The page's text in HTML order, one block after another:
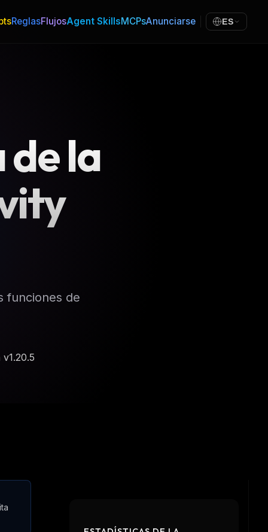
ReglasFlujosAgent SkillsMCPsAnunciarse ES
la
funciones de